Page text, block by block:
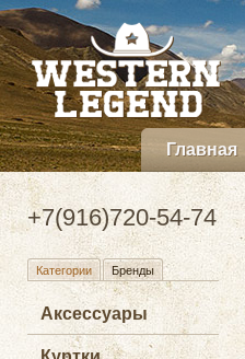
Главная
+7(916)720-54-74
Категории Бренды
Аксессуары